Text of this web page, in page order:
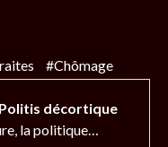
#Chômage
Politis décortique
la politique…